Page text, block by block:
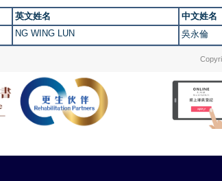
英文姓名 中文姓名
NG WING LUN
吳永倫